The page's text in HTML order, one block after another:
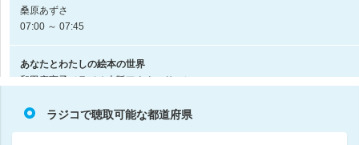
桑原あずさ
07:00 ～ 07:45
あなたとわたしの絵本の世界
和田麻実子（ラジオ大阪アナウンサー）
今旬！インフォメーション
ラジコで聴取可能な都道府県